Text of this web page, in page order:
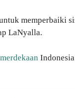
memperbaiki
LaNyalla.